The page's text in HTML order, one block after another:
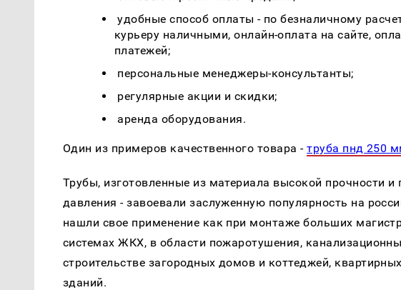
удобные способ оплаты - по безналичному
курьеру наличными, онлайн-оплата на сайте,
платежей;
персональные менеджеры-консультанты;
регулярные акции и скидки;
аренда оборудования.
Один из примеров качественного товара -труба пнд 250
Трубы, изготовленные из материала высокой прочности и
давления - завоевали заслуженную популярность на
нашли свое применение как при монтаже больших
системах ЖКХ, в области пожаротушения,
строительстве загородных домов и коттеджей,
зданий.